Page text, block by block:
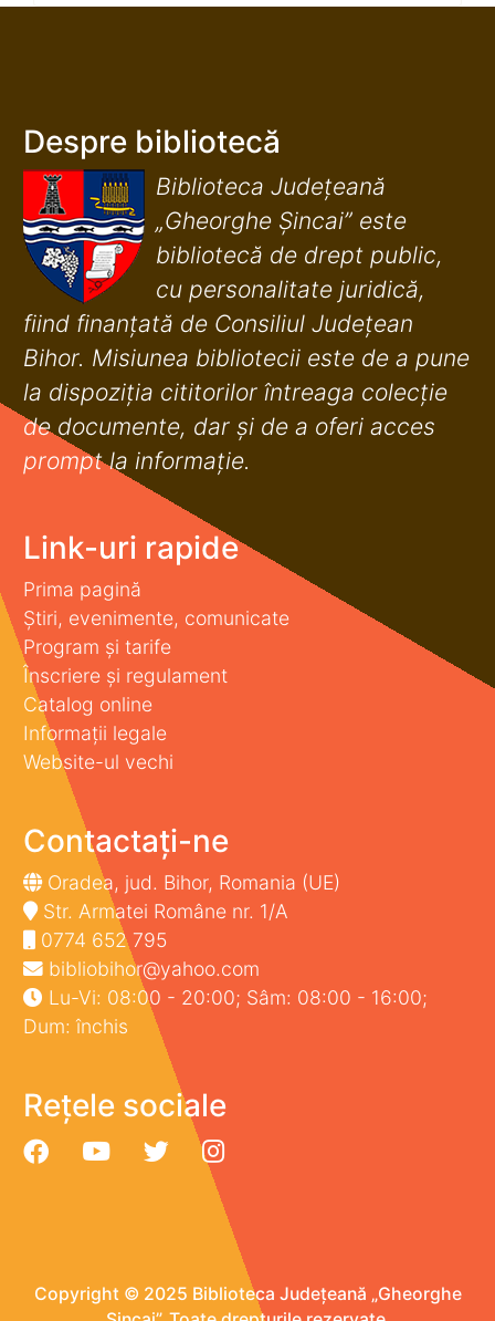
Despre bibliotecă
Biblioteca Județeană
„Gheorghe Șincai” este
bibliotecă de drept public,
cu personalitate juridică,
fiind finanţată de Consiliul Judeţean
Bihor. Misiunea bibliotecii este de a pune
la dispoziţia cititorilor întreaga colecţie
de documente, dar şi de a oferi acces
prompt la informaţie.
Link-uri rapide
Prima pagină
Știri, evenimente, comunicate
Program și tarife
Înscriere și regulament
Catalog online
Informații legale
Website-ul vechi
Contactați-ne
Oradea, jud. Bihor, Romania (UE)
Str. Armatei Române nr. 1/A
0774 652 795
bibliobihor@yahoo.com
Lu-Vi: 08:00 - 20:00; Sâm: 08:00 - 16:00;
Dum: închis
Rețele sociale
Copyright © 2025 Biblioteca Județeană „Gheorghe